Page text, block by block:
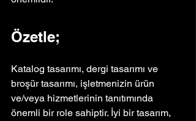
Özetle;
Katalog tasarımı, dergi tasarımı ve
broşür tasarımı, işletmenizin ürün
ve/veya hizmetlerinin tanıtımında
önemli bir role sahiptir. İyi bir tasarım,